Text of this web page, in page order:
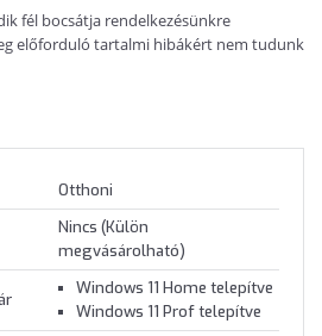
fél bocsátja rendelkezésünkre
előforduló tartalmi hibákért nem tudunk
Otthoni
Nincs (Külön
megvásárolható)
Windows 11 Home telepítve
Windows 11 Prof telepítve